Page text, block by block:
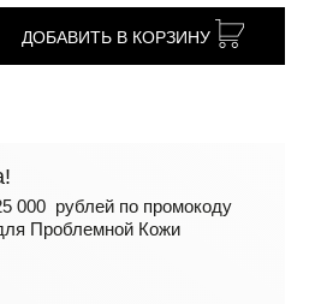
ДОБАВИТЬ В КОРЗИНУ
000 рублей по промокоду
Проблемной Кожи